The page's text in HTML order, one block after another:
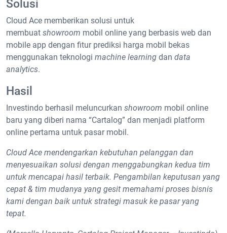
Solusi
Cloud Ace memberikan solusi untuk
membuat showroom mobil online yang berbasis web dan
mobile app dengan fitur prediksi harga mobil bekas
menggunakan teknologi machine learning dan data
analytics.
Hasil
Investindo berhasil meluncurkan showroom mobil online
baru yang diberi nama “Cartalog” dan menjadi platform
online pertama untuk pasar mobil.
Cloud Ace mendengarkan kebutuhan pelanggan dan
menyesuaikan solusi dengan menggabungkan kedua tim
untuk mencapai hasil terbaik. Pengambilan keputusan yang
cepat & tim mudanya yang gesit memahami proses bisnis
kami dengan baik untuk strategi masuk ke pasar yang
tepat.